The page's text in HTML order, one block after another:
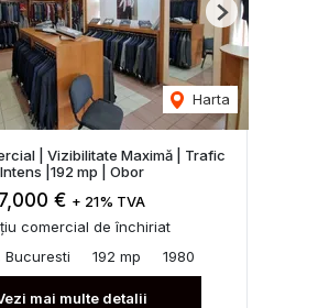
Harta
Next
| Vizibilitate Maximă | Trafic
Intens |192 mp | Obor
7,000 € + 21% TVA
comercial de închiriat
Bucuresti
192 mp 1980
mai multe detalii